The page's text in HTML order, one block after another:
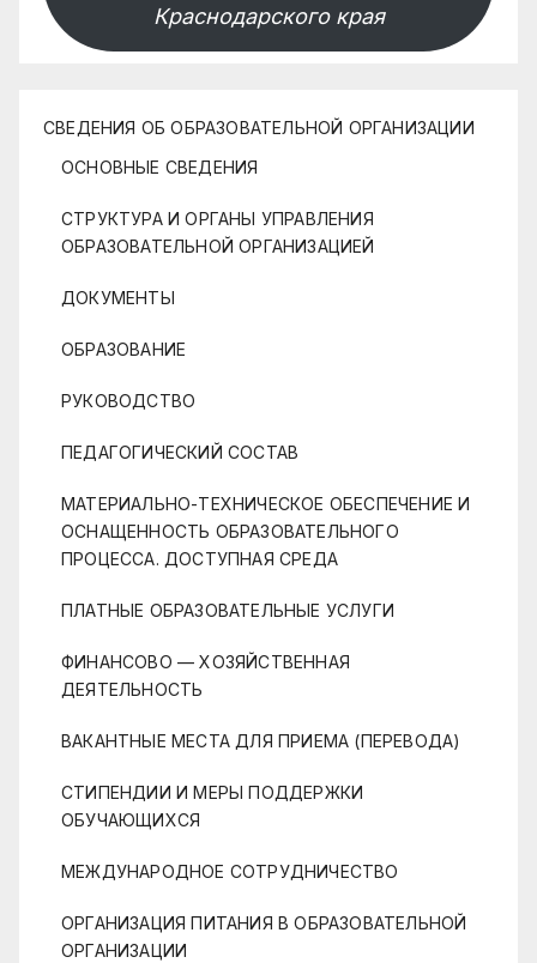
Краснодарского края
СВЕДЕНИЯ ОБ ОБРАЗОВАТЕЛЬНОЙ ОРГАНИЗАЦИИ
ОСНОВНЫЕ СВЕДЕНИЯ
СТРУКТУРА И ОРГАНЫ УПРАВЛЕНИЯ
ОБРАЗОВАТЕЛЬНОЙ ОРГАНИЗАЦИЕЙ
ДОКУМЕНТЫ
ОБРАЗОВАНИЕ
РУКОВОДСТВО
ПЕДАГОГИЧЕСКИЙ СОСТАВ
МАТЕРИАЛЬНО-ТЕХНИЧЕСКОЕ ОБЕСПЕЧЕНИЕ И
ОСНАЩЕННОСТЬ ОБРАЗОВАТЕЛЬНОГО
ПРОЦЕССА. ДОСТУПНАЯ СРЕДА
ПЛАТНЫЕ ОБРАЗОВАТЕЛЬНЫЕ УСЛУГИ
ФИНАНСОВО — ХОЗЯЙСТВЕННАЯ
ДЕЯТЕЛЬНОСТЬ
ВАКАНТНЫЕ МЕСТА ДЛЯ ПРИЕМА (ПЕРЕВОДА)
СТИПЕНДИИ И МЕРЫ ПОДДЕРЖКИ
ОБУЧАЮЩИХСЯ
МЕЖДУНАРОДНОЕ СОТРУДНИЧЕСТВО
ОРГАНИЗАЦИЯ ПИТАНИЯ В ОБРАЗОВАТЕЛЬНОЙ
ОРГАНИЗАЦИИ